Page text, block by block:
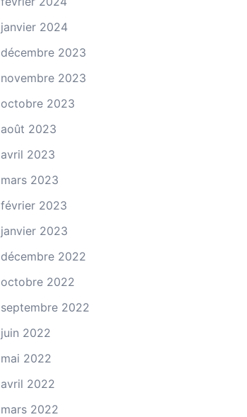
janvier 2024
décembre 2023
novembre 2023
octobre 2023
août 2023
avril 2023
mars 2023
février 2023
janvier 2023
décembre 2022
octobre 2022
septembre 2022
juin 2022
mai 2022
avril 2022
mars 2022